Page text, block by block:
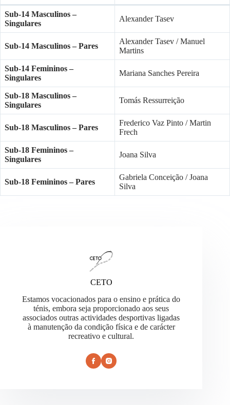
Sub-14 Masculinos –
Singulares
Alexander Tasev
Sub-14 Masculinos – Pares
Alexander Tasev / Manuel
Martins
Sub-14 Femininos –
Singulares
Mariana Sanches Pereira
Sub-18 Masculinos –
Singulares
Tomás Ressurreição
Sub-18 Masculinos – Pares
Frederico Vaz Pinto / Martin
Frech
Sub-18 Femininos –
Singulares
Joana Silva
Sub-18 Femininos – Pares
Gabriela Conceição / Joana
Silva
CETO
Estamos vocacionados para o ensino e prática do
ténis, embora seja proporcionado aos seus
associados outras actividades desportivas ligadas
à manutenção da condição física e de carácter
recreativo e cultural.